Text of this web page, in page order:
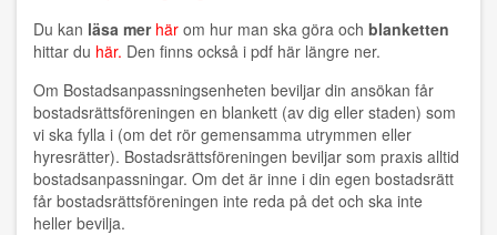
Du kan läsa mer här om hur man ska göra och blanketten
hittar du här. Den finns också i pdf här längre ner.
Om Bostadsanpassningsenheten beviljar din ansökan får
bostadsrättsföreningen en blankett (av dig eller staden) som
vi ska fylla i (om det rör gemensamma utrymmen eller
hyresrätter). Bostadsrättsföreningen beviljar som praxis alltid
bostadsanpassningar. Om det är inne i din egen bostadsrätt
får bostadsrättsföreningen inte reda på det och ska inte
heller bevilja.